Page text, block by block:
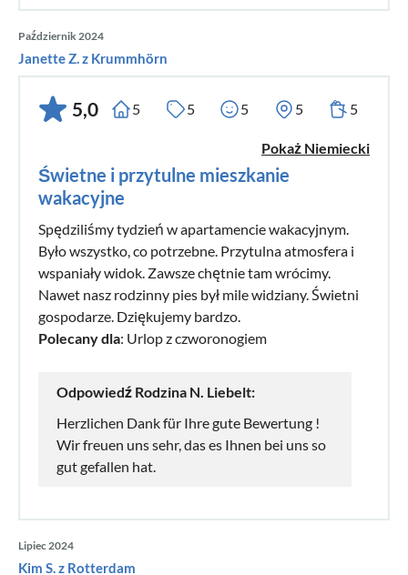
Październik 2024
Janette Z. z Krummhörn
5,0 5 5 5 5 5
Pokaż Niemiecki
Świetne i przytulne mieszkanie
wakacyjne
Spędziliśmy tydzień w apartamencie wakacyjnym.
Było wszystko, co potrzebne. Przytulna atmosfera i
wspaniały widok. Zawsze chętnie tam wrócimy.
Nawet nasz rodzinny pies był mile widziany. Świetni
gospodarze. Dziękujemy bardzo.
Polecany dla: Urlop z czworonogiem
Odpowiedź Rodzina N. Liebelt:
Herzlichen Dank für Ihre gute Bewertung !
Wir freuen uns sehr, das es Ihnen bei uns so
gut gefallen hat.
Lipiec 2024
Kim S. z Rotterdam